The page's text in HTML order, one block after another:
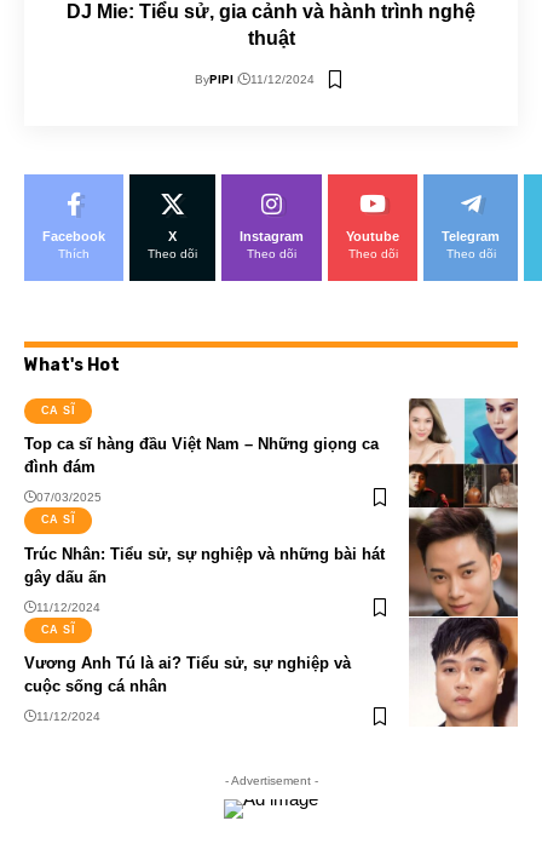
DJ Mie: Tiểu sử, gia cảnh và hành trình nghệ
thuật
ByPIPI 11/12/2024
Facebook
Thích
X
Theo dõi
Instagram
Theo dõi
Youtube
Theo dõi
Telegram
Theo dõi
What's Hot
CA SĨ
Top ca sĩ hàng đầu Việt Nam – Những giọng ca
đình đám
07/03/2025
CA SĨ
Trúc Nhân: Tiểu sử, sự nghiệp và những bài hát
gây dấu ấn
11/12/2024
CA SĨ
Vương Anh Tú là ai? Tiểu sử, sự nghiệp và
cuộc sống cá nhân
11/12/2024
- Advertisement -